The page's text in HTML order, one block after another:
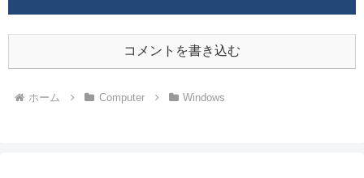
コメントを書き込む
ホーム Computer Windows